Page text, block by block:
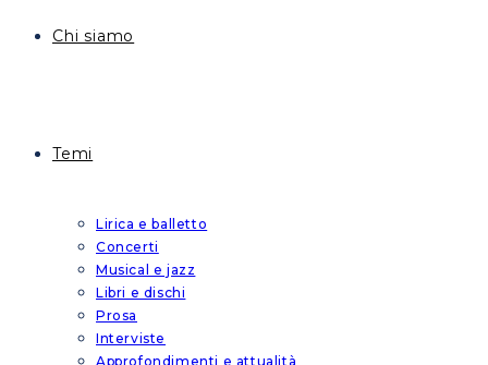
Chi siamo
Temi
Lirica e balletto
Concerti
Musical e jazz
Libri e dischi
Prosa
Interviste
Approfondimenti e attualità